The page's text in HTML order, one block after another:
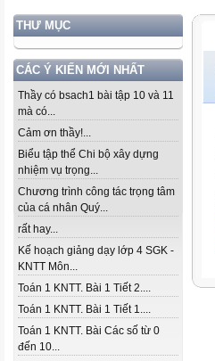
THƯ MỤC
CÁC Ý KIẾN MỚI NHẤT
Thầy có bsach1 bài tập 10 và 11
mà có...
Cảm ơn thầy!...
Biểu tập thể Chi bộ xây dựng
nhiệm vụ trọng...
Chương trình công tác trọng tâm
của cá nhân Quý...
rất hay...
Kế hoạch giảng dạy lớp 4 SGK -
KNTT Môn...
Toán 1 KNTT. Bài 1 Tiết 2....
Toán 1 KNTT. Bài 1 Tiết 1....
Toán 1 KNTT. Bài Các số từ 0
đến 10...